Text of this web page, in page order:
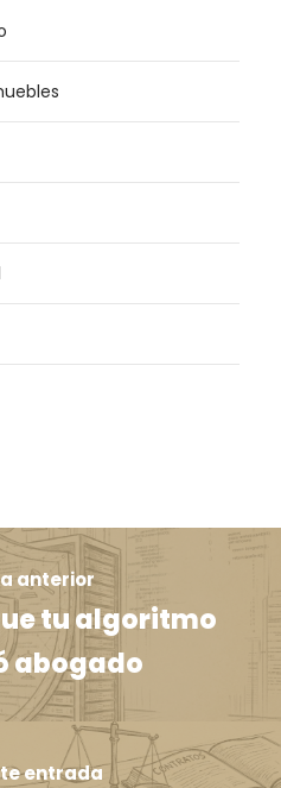
anterior
tu algoritmo
abogado
entrada